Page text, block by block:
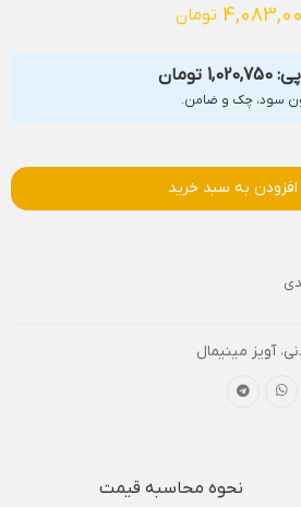
تومان
1,020,750 تومان
افزودن به سبد خرید
،آویز مینیمال
نحوه محاسبه قیمت